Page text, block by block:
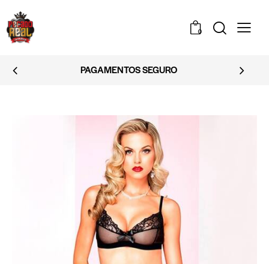
0
EMBALAGEM DISCRETA